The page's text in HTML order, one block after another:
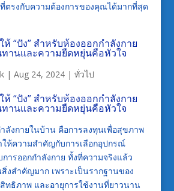
ตรงกับความต้องการของคุณได้มากที่สุด
ห้ “ปัง” สำหรับห้องออกกำลังกาย
านและความยืดหยุ่นคือหัวใจ
| Aug 24, 2024| ทั่วไป
ห้ “ปัง” สำหรับห้องออกกำลังกาย
านและความยืดหยุ่นคือหัวใจ
ลังกายในบ้าน คือการลงทุนเพื่อสุขภาพ
ให้ความสำคัญกับการเลือกอุปกรณ์
ารออกกำลังกาย ทั้งที่ความจริงแล้ว
งสำคัญมาก เพราะเป็นรากฐานของ
ทธิภาพ และอายุการใช้งานที่ยาวนาน